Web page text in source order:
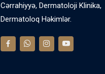
Cərrahiyyə, Dermatoloji Klinika,
Dermatoloq Həkimlər.